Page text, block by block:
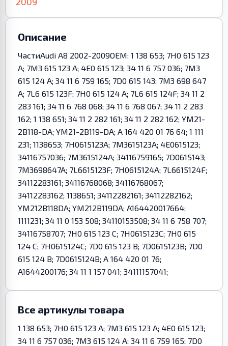
Описание
ЧастиAudi A8 2002-2009OEM: 1 138 653; 7H0 615 123
A; 7M3 615 123 A; 4E0 615 123; 34 11 6 757 036; 7M3
615 124 A; 34 11 6 759 165; 7D0 615 143; 7M3 698 647
A; 7L6 615 123F; 7H0 615 124 A; 7L6 615 124F; 34 11 2
283 161; 34 11 6 768 068; 34 11 6 768 067; 34 11 2 283
162; 1 138 651; 34 11 2 282 161; 34 11 2 282 162; YM21-
2B118-DA; YM21-2B119-DA; A 164 420 01 76 64; 1 111
231; 1138653; 7H0615123A; 7M3615123A; 4E0615123;
34116757036; 7M3615124A; 34116759165; 7D0615143;
7M3698647A; 7L6615123F; 7H0615124A; 7L6615124F;
34112283161; 34116768068; 34116768067;
34112283162; 1138651; 34112282161; 34112282162;
YM212B118DA; YM212B119DA; A164420017664;
1111231; 34 11 0 153 508; 34110153508; 34 11 6 758 707;
34116758707; 7H0 615 123 C; 7H0615123C; 7H0 615
124 C; 7H0615124C; 7D0 615 123 B; 7D0615123B; 7D0
615 124 B; 7D0615124B; A 164 420 01 76;
A1644200176; 34 11 1 157 041; 34111157041;
Все артикулы товара
1 138 653; 7H0 615 123 A; 7M3 615 123 A; 4E0 615 123;
34 11 6 757 036; 7M3 615 124 A; 34 11 6 759 165; 7D0